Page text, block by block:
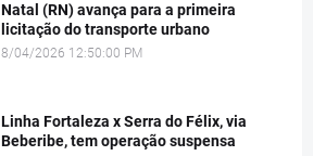
Natal (RN) avança para a primeira
licitação do transporte urbano
8/04/2026 12:50:00 PM
Linha Fortaleza x Serra do Félix, via
Beberibe, tem operação suspensa